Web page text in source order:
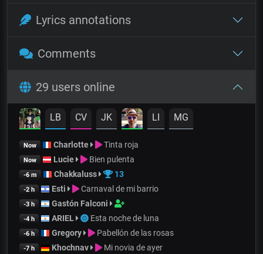
Lyrics annotations
Comments
29 users online
LB CV JK LI MG
Now Charlotte Tinta roja
Now Lucie Bien pulenta
-6 m Chakkaluss 13
-2 h Esti Carnaval de mi barrio
-3 h Gastón Falconi
-4 h ARIEL Esta noche de luna
-6 h Gregory Pabellón de las rosas
-7 h Khochnav Mi novia de ayer